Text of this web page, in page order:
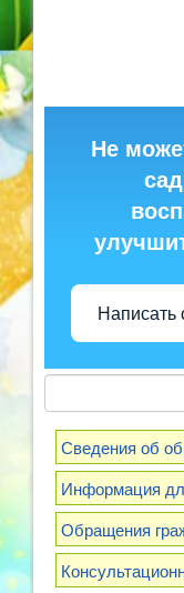
Не
Написать
Сведения об
Информация
Обращения